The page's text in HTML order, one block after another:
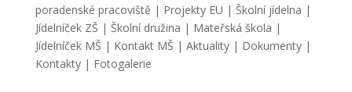
poradenské pracoviště | Projekty EU | Školní jídelna |
Jídelníček ZŠ | Školní družina | Mateřská škola |
Jídelníček MŠ | Kontakt MŠ | Aktuality| Dokumenty|
Kontakty| Fotogalerie